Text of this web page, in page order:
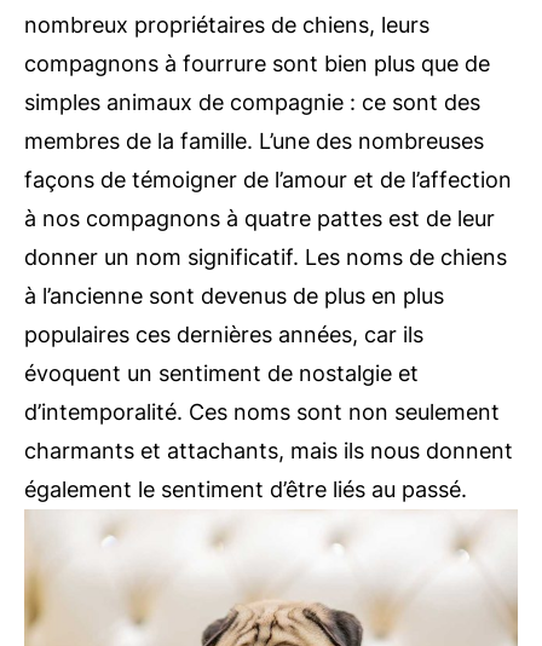
nombreux propriétaires de chiens, leurs
compagnons à fourrure sont bien plus que de
simples animaux de compagnie : ce sont des
membres de la famille. L’une des nombreuses
façons de témoigner de l’amour et de l’affection
à nos compagnons à quatre pattes est de leur
donner un nom significatif. Les noms de chiens
à l’ancienne sont devenus de plus en plus
populaires ces dernières années, car ils
évoquent un sentiment de nostalgie et
d’intemporalité. Ces noms sont non seulement
charmants et attachants, mais ils nous donnent
également le sentiment d’être liés au passé.